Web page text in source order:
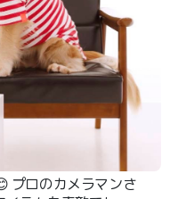
プロのカメラマンさ